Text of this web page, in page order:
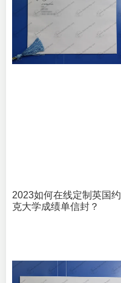
2023如何在线定制英国约
克大学成绩单信封？